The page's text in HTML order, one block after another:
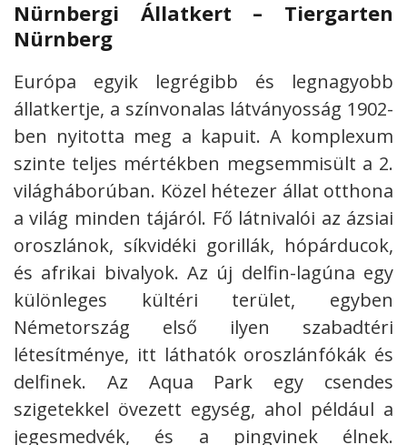
Nürnbergi Állatkert – Tiergarten
Nürnberg
Európa egyik legrégibb és legnagyobb
állatkertje, a színvonalas látványosság 1902-
ben nyitotta meg a kapuit. A komplexum
szinte teljes mértékben megsemmisült a 2.
világháborúban. Közel hétezer állat otthona
a világ minden tájáról. Fő látnivalói az ázsiai
oroszlánok, síkvidéki gorillák, hópárducok,
és afrikai bivalyok. Az új delfin-lagúna egy
különleges kültéri terület, egyben
Németország első ilyen szabadtéri
létesítménye, itt láthatók oroszlánfókák és
delfinek. Az Aqua Park egy csendes
szigetekkel övezett egység, ahol például a
jegesmedvék, és a pingvinek élnek.